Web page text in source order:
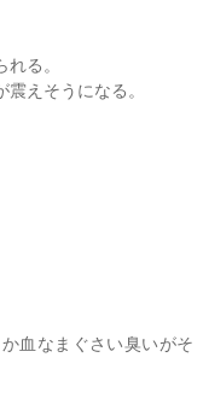
る。
えそうになる。
血なまぐさい臭いがそ